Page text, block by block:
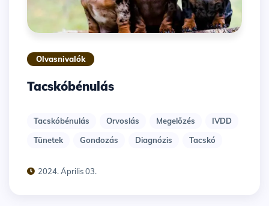
Olvasnivalók
Tacskóbénulás
Tacskóbénulás Orvoslás Megelőzés
IVDD
Tünetek
Gondozás Diagnózis Tacskó
2024. Április 03.